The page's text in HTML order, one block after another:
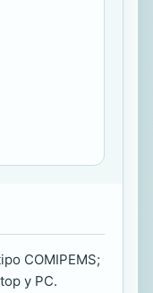
COMIPEMS;
y PC.